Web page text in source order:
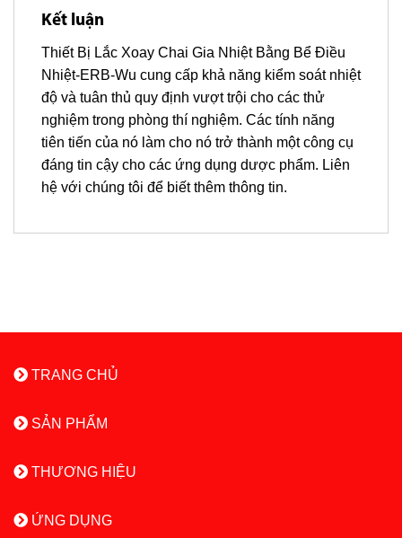
Kết luận
Thiết Bị Lắc Xoay Chai Gia Nhiệt Bằng Bể Điều
Nhiệt-ERB-Wu cung cấp khả năng kiểm soát nhiệt
độ và tuân thủ quy định vượt trội cho các thử
nghiệm trong phòng thí nghiệm. Các tính năng
tiên tiến của nó làm cho nó trở thành một công cụ
đáng tin cậy cho các ứng dụng dược phẩm. Liên
hệ với chúng tôi để biết thêm thông tin.
TRANG CHỦ
SẢN PHẨM
THƯƠNG HIỆU
ỨNG DỤNG